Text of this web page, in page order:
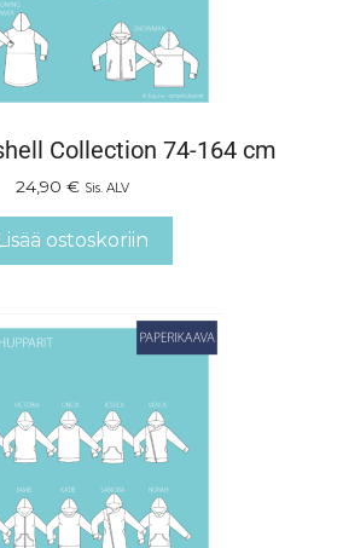
Collection 74-164 cm
24,90 € Sis. ALV
Lisää ostoskoriin